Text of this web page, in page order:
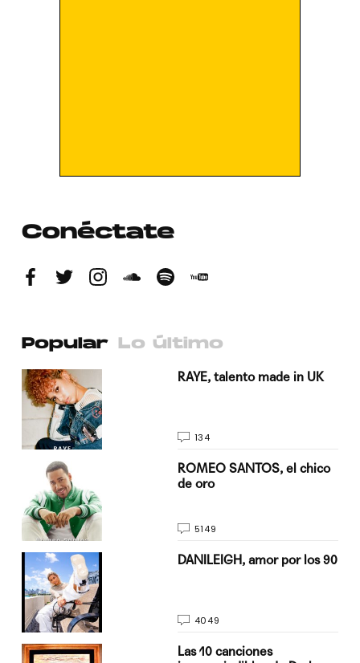
Conéctate
Popular Lo último
RAYE, talento made in UK
134
ROMEO SANTOS, el chico
de oro
5149
DANILEIGH, amor por los 90
4049
Las 10 canciones